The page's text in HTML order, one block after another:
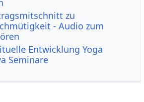
zu
- Audio zum
Entwicklung Yoga
Seminare